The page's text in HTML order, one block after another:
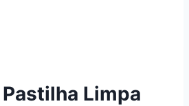
Limpa